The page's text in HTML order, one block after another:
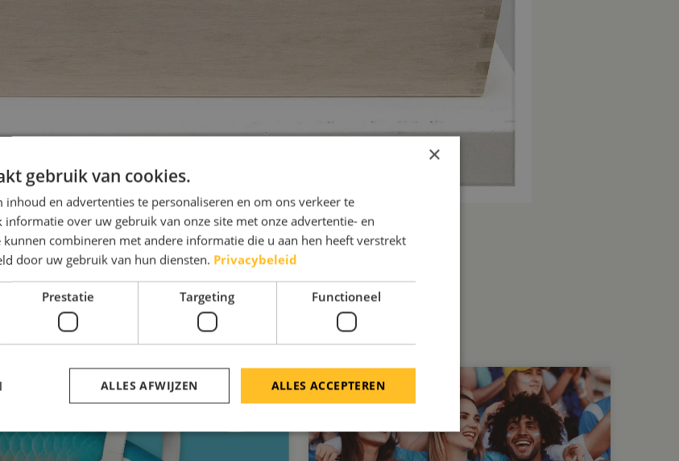
×
gebruik van cookies.
inhoud en advertenties te personaliseren en om ons verkeer te
informatie over uw gebruik van onze site met onze advertentie- en
kunnen combineren met andere informatie die u aan hen heeft verstrekt
door uw gebruik van hun diensten. Privacybeleid
Prestatie Targeting Functioneel
ALLES ACCEPTEREN
ALLES AFWIJZEN